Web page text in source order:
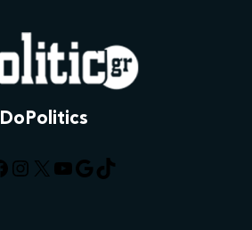
Instagram
X YouTube
Google
TikTok